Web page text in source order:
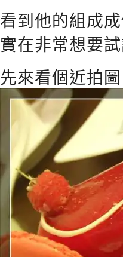
看到他的組成
實在非常想要
先來看個近拍圖